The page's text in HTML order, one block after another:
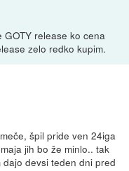
release ko cena
zelo redko kupim.
špil pride ven 24iga
jih bo že minlo.. tak
devsi teden dni pred